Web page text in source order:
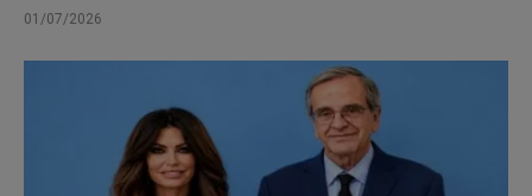
01/07/2026